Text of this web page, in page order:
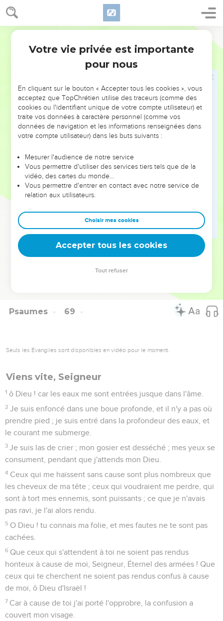
Psaumes 68
de Juda, leur troupe ; les princes de Zabulon, les princes de
Nephthali.
28
ce que tu as fait pour nous !
A cause de ton peuple, à Jérusalem, les rois t'apporteront
Tance la bête des roseaux, l'assemblée des forts taureaux,
avec les veaux des peuples : chacun se prosterne, offrant
des lingots d'argent. Disperse les peuples qui trouvent leurs
délices dans la guerre.
d'étendre ses mains vers Dieu.
Royaumes de la terre, chantez à Dieu, chantez les
louanges du Seigneur, (Sélah),
A celui qui passe comme à cheval sur les cieux, sur les
cieux d'ancienneté ! Voici, il fait retentir sa voix, un voix
puissante.
Attribuez la force à Dieu : sa majesté est sur Israël, et sa
force dans les nuées.
Psaumes 69
Seuls les Évangiles sont disponibles en vidéo pour le moment.
Viens vite, Seigneur
1 ô Dieu ! car les eaux me sont entrées jusque dans l'âme.
2 Je suis enfoncé dans une boue profonde, et il n'y a pas où
prendre pied ; je suis entré dans la profondeur des eaux, et
le courant me submerge.
3 Je suis las de crier ; mon gosier est desséché ; mes yeux se
consument, pendant que j'attends mon Dieu.
4 Ceux qui me haïssent sans cause sont plus nombreux que
les cheveux de ma tête ; ceux qui voudraient me perdre, qui
sont à tort mes ennemis, sont puissants ; ce que je n'avais
pas ravi, je l'ai alors rendu.
5 O Dieu ! tu connais ma folie, et mes fautes ne te sont pas
cachées.
6 Que ceux qui s'attendent à toi ne soient pas rendus
honteux à cause de moi, Seigneur, Éternel des armées ! Que
ceux qui te cherchent ne soient pas rendus confus à cause
de moi, ô Dieu d'Israël !
7 Car à cause de toi j'ai porté l'opprobre, la confusion a
couvert mon visage.
Votre vie privée est importante
pour nous
En cliquant sur le bouton « Accepter tous les cookies », vous
acceptez que TopChrétien utilise des traceurs (comme des
cookies ou l'identifiant unique de votre compte utilisateur) et
traite vos données à caractère personnel (comme vos
données de navigation et les informations renseignées dans
votre compte utilisateur) dans les buts suivants :
Mesurer l'audience de notre service
Vous permettre d'utiliser des services tiers tels que de la
vidéo, des cartes du monde…
Vous permettre d'entrer en contact avec notre service de
relation aux utilisateurs.
Choisir mes cookies
Accepter tous les cookies
Tout refuser